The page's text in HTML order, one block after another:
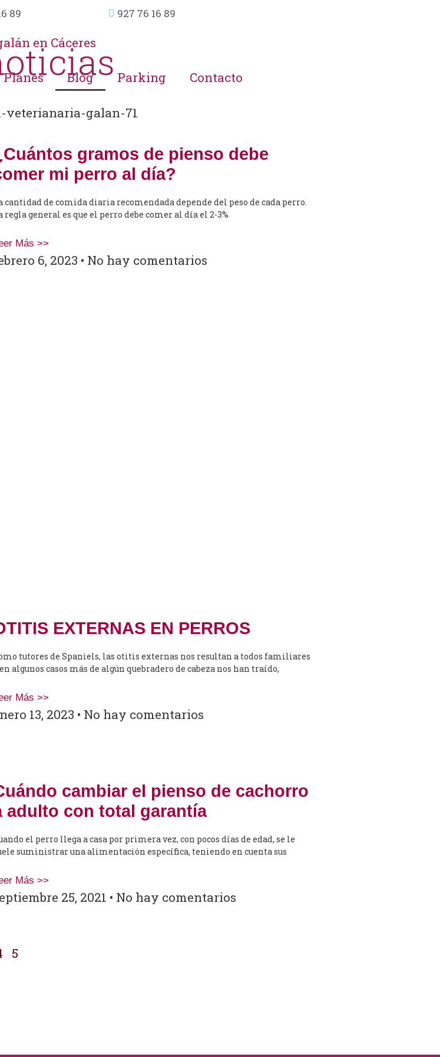
89 927 76 16 89
Planes Blog Parking Contacto
gramos de pienso debe
mi perro al día?
cantidad de comida diaria recomendada depende del peso de cada perro.
regla general es que el perro debe comer al día el 2-3%
Más >>
6, 2023 No hay comentarios
EXTERNAS EN PERROS
tutores de Spaniels, las otitis externas nos resultan a todos familiares
algunos casos más de algún quebradero de cabeza nos han traído,
Más >>
13, 2023 No hay comentarios
cambiar el pienso de cachorro
adulto con total garantía
el perro llega a casa por primera vez, con pocos días de edad, se le
suministrar una alimentación específica, teniendo en cuenta sus
Más >>
25, 2021 No hay comentarios
5